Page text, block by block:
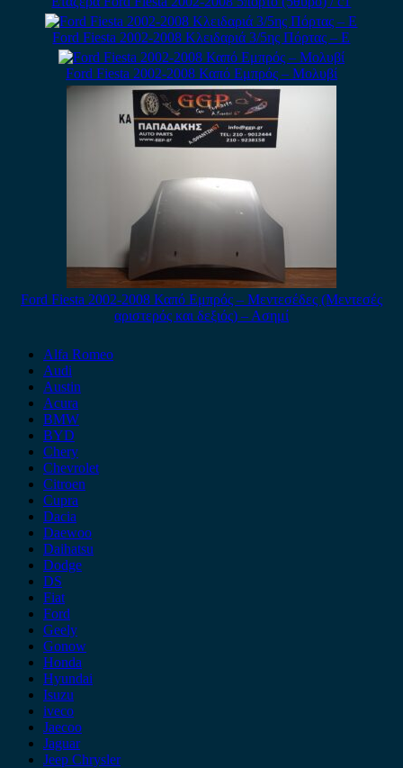
Ford Fiesta 2002-2008 Κλειδαριά 3/5ης Πόρτας – Ε
Ford Fiesta 2002-2008 Καπό Εμπρός – Μολυβί
Ford Fiesta 2002-2008 Καπό Εμπρός – Μεντεσέδες (Μεντεσές
αριστερός και δεξιός) – Ασημί
Alfa Romeo
Audi
Austin
Acura
BMW
BYD
Chery
Chevrolet
Citroen
Cupra
Dacia
Daewoo
Daihatsu
Dodge
DS
Fiat
Ford
Geely
Gonow
Honda
Hyundai
Isuzu
iveco
Jaecoo
Jaguar
Jeep Chrysler